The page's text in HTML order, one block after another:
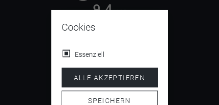
9.4/ 10
4.5/ 5
Cookies
Essenziell
ALLE AKZEPTIEREN
SPEICHERN